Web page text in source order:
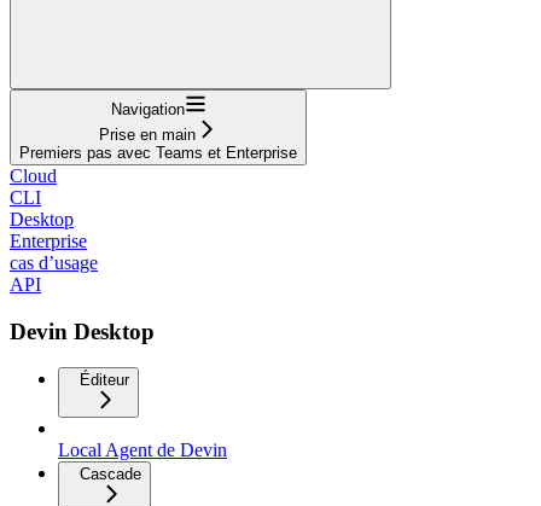
Navigation
Prise en main
Premiers pas avec Teams et Enterprise
Cloud
CLI
Desktop
Enterprise
cas d’usage
API
Devin Desktop
Éditeur
Local Agent de Devin
Cascade